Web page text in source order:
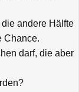
andere Hälfte
Chance.
darf, die aber